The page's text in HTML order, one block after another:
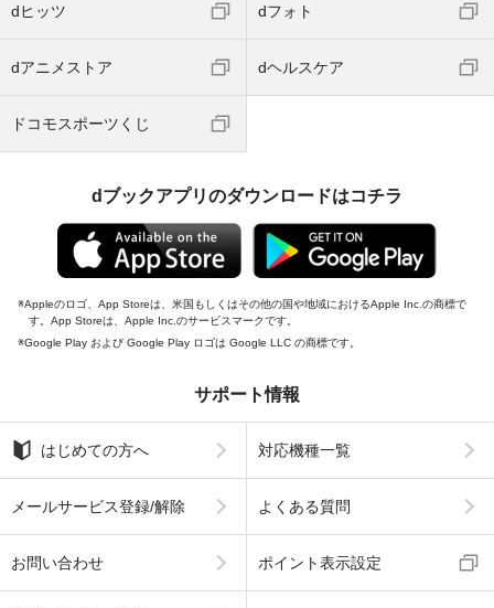
dヒッツ dフォト
dアニメストア dヘルスケア
ドコモスポーツくじ
dブックアプリのダウンロードはコチラ
Appleのロゴ、App Storeは、米国もしくはその他の国や地域におけるApple Inc.の商標で
す。App Storeは、Apple Inc.のサービスマークです。
Google Play および Google Play ロゴは Google LLC の商標です。
サポート情報
はじめての方へ 対応機種一覧
メールサービス登録/解除 よくある質問
お問い合わせ ポイント表示設定